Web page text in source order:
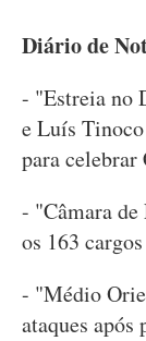
Diário de
- "Estreia no
e Luís
para celebrar
- "Câmara de
os 163
- "Médio
ataques após